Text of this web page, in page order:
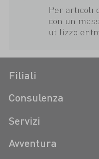
Per articoli
con un
utilizzo
Filiali
Consulenza
Servizi
Avventura